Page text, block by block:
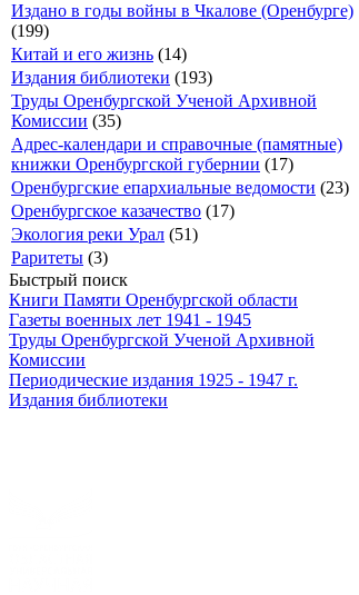
Издано в годы войны в Чкалове (Оренбурге)
(199)
Китай и его жизнь (14)
Издания библиотеки (193)
Труды Оренбургской Ученой Архивной
Комиссии (35)
Адрес-календари и справочные (памятные)
книжки Оренбургской губернии (17)
Оренбургские епархиальные ведомости (23)
Оренбургское казачество (17)
Экология реки Урал (51)
Раритеты (3)
Быстрый поиск
Книги Памяти Оренбургской области
Газеты военных лет 1941 - 1945
Труды Оренбургской Ученой Архивной
Комиссии
Периодические издания 1925 - 1947 г.
Издания библиотеки